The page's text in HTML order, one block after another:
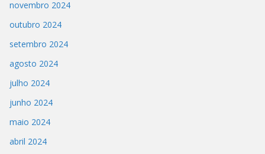
novembro 2024
outubro 2024
setembro 2024
agosto 2024
julho 2024
junho 2024
maio 2024
abril 2024